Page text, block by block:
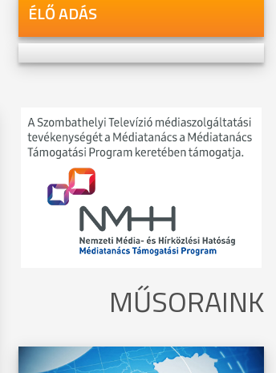
ÉLŐ ADÁS
MŰSORAINK